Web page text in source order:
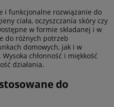
i funkcjonalne rozwiązanie do
ciała, oczyszczania skóry czy
w formie składanej i w
do różnych potrzeb
domowych, jak i w
chłonność i miękkość
działania.
do